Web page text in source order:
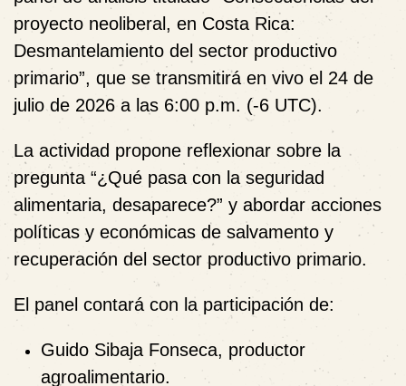
proyecto neoliberal, en Costa Rica:
Desmantelamiento del sector productivo
primario”, que se transmitirá en vivo el 24 de
julio de 2026 a las 6:00 p.m. (-6 UTC).
La actividad propone reflexionar sobre la
pregunta “¿Qué pasa con la seguridad
alimentaria, desaparece?” y abordar acciones
políticas y económicas de salvamento y
recuperación del sector productivo primario.
El panel contará con la participación de:
Guido Sibaja Fonseca, productor
agroalimentario.